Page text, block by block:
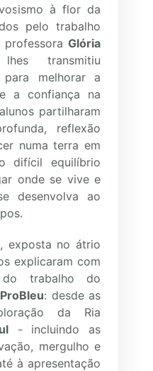
à flor da
pelo trabalho
Glória
transmitiu
melhorar a
a confiança na
partilharam
reflexão
numa terra em
difícil equilíbrio
onde se vive e
desenvolva ao
exposta no átrio
explicaram com
do trabalho do
: desde as
da Ria
-
incluindo as
mergulho e
à apresentação